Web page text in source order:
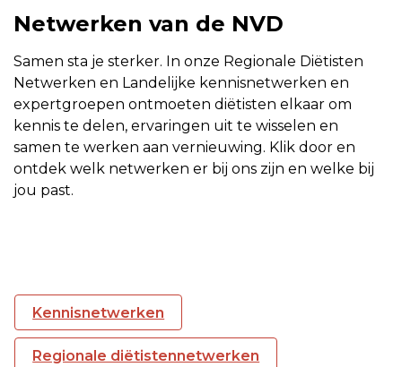
Netwerken van de NVD
Samen sta je sterker. In onze Regionale Diëtisten
Netwerken en Landelijke kennisnetwerken en
expertgroepen ontmoeten diëtisten elkaar om
kennis te delen, ervaringen uit te wisselen en
samen te werken aan vernieuwing. Klik door en
ontdek welk netwerken er bij ons zijn en welke bij
jou past.
Kennisnetwerken
Regionale diëtistennetwerken